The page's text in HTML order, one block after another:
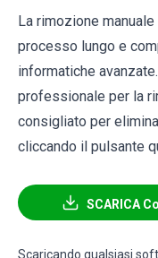
La rimozione
processo lungo e
informatiche
professionale per la
consigliato per
cliccando il pulsante
SCARICA
Scaricando qualsiasi